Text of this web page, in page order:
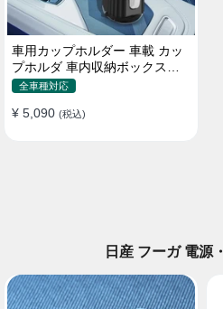
車用カップホルダー 車載 カッ
プホルダ 車内収納ボックス車
載テーブル スマホ置き 調整可
止め 小物置き 多機能 使い勝手
全車種対応
¥ 5,090 (税込)
日産 フーガ 電源